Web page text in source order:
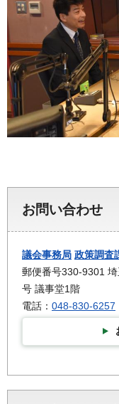
お問い合わせ
議会事務局 政策調査
郵便番号330-9301
号 議事堂1階
電話： 048-830-6257